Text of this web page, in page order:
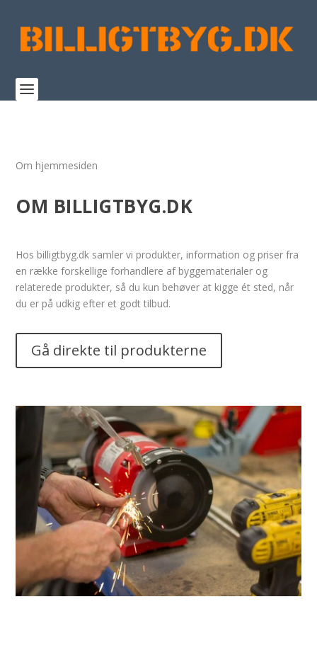
Om hjemmesiden
OM BILLIGTBYG.DK
Hos billigtbyg.dk samler vi produkter, information og priser fra
en række forskellige forhandlere af byggematerialer og
relaterede produkter, så du kun behøver at kigge ét sted, når
du er på udkig efter et godt tilbud.
Gå direkte til produkterne